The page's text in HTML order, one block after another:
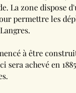
La zone dispose
permettre les
à être
sera achevé en